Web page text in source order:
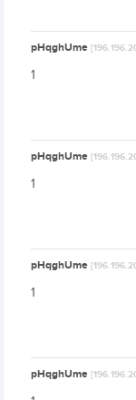
pHqghUme
1
pHqghUme
1
pHqghUme
1
pHqghUme